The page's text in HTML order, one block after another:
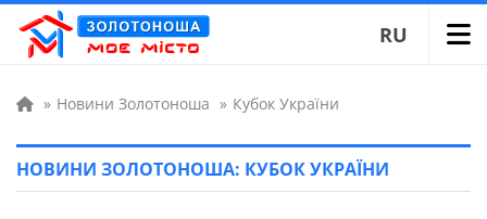
RU
» Новини Золотоноша » Кубок України
НОВИНИ ЗОЛОТОНОША: КУБОК УКРАЇНИ